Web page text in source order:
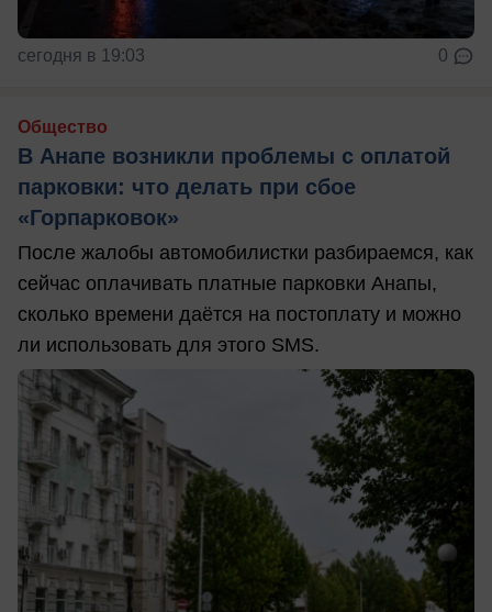
сегодня в 19:03 0
Общество
В Анапе возникли проблемы с оплатой
парковки: что делать при сбое
«Горпарковок»
После жалобы автомобилистки разбираемся, как
сейчас оплачивать платные парковки Анапы,
сколько времени даётся на постоплату и можно
ли использовать для этого SMS.